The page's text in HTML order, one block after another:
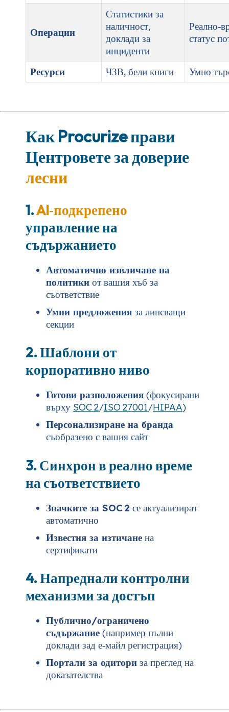
Операции
Статистики за
наличност,
доклади за
инциденти
статус
Ресурси ЧЗВ, бели книги Умно
Как Procurize прави
Центровете за доверие
лесни
1.AI‑подкрепено
управление на
съдържанието
Автоматично извличане на
политики от вашия хъб за
съответствие
Умни предложения за липсващи
секции
2. Шаблони от
корпоративно ниво
Готови разположения (фокусирани
върху SOC 2/ISO 27001/HIPAA)
Персонализиране на бранда
съобразено с вашия сайт
3. Синхрон в реално време
на съответствието
Значките за SOC 2 се актуализират
автоматично
Известия за изтичане на
сертификати
4. Напреднали контролни
механизми за достъп
Публично/ограничено
съдържание (например пълни
доклади зад е‑майл регистрация)
Портали за одитори за преглед на
доказателства